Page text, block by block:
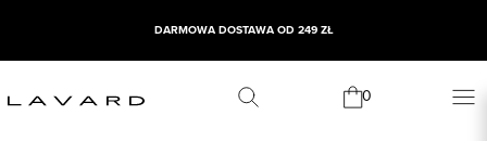
DARMOWA DOSTAWA OD 249 ZŁ
0